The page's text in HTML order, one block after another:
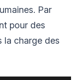
Par
pour des
la charge des